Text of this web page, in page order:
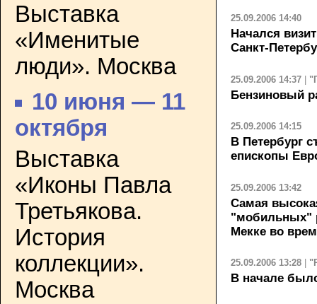
Выставка
«Именитые
люди». Москва
10 июня — 11
октября
Выставка
«Иконы Павла
Третьякова.
История
коллекции».
Москва
25.09.2006 14:40
Начался
Санкт-
25.09.2006 14:37 |
Бензиновый
25.09.2006 14:15
В Петербург
епископы
25.09.2006 13:42
Самая
"мобильных"
Мекке во
25.09.2006 13:28
В начале